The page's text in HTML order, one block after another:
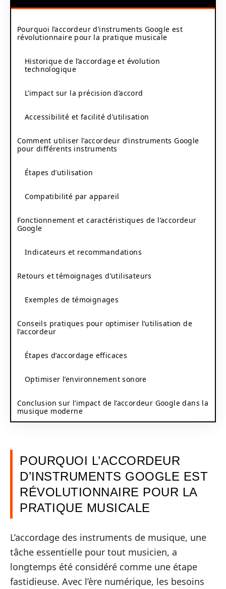
Pourquoi l’accordeur d’instruments Google est
révolutionnaire pour la pratique musicale
Historique de l’accordage et évolution
technologique
L’impact sur la précision d’accord
Accessibilité et facilité d’utilisation
Comment utiliser l’accordeur d’instruments Google
pour différents instruments
Étapes d’utilisation
Compatibilité par appareil
Fonctionnement et caractéristiques de l’accordeur
Google
Indicateurs et recommandations
Retours et témoignages d’utilisateurs
Exemples de témoignages
Conseils pratiques pour optimiser l’utilisation de
l’accordeur
Étapes d’accordage efficaces
Optimiser l’environnement sonore
Conclusion sur l’impact de l’accordeur Google dans la
musique moderne
POURQUOI L’ACCORDEUR
D’INSTRUMENTS GOOGLE EST
RÉVOLUTIONNAIRE POUR LA
PRATIQUE MUSICALE
L’accordage des instruments de musique, une
tâche essentielle pour tout musicien, a
longtemps été considéré comme une étape
fastidieuse. Avec l’ère numérique, les besoins